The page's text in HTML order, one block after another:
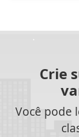
Crie
Você pode